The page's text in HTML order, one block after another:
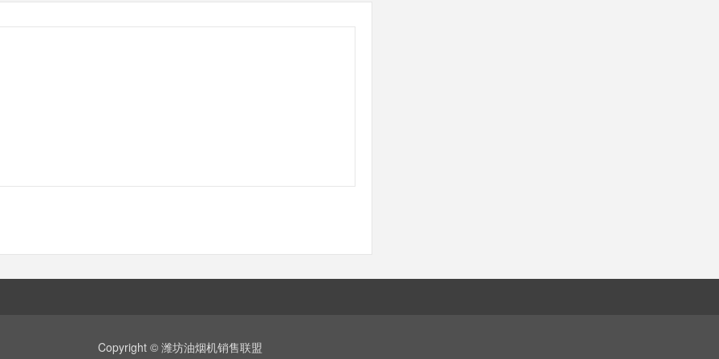
Copyright © 潍坊油烟机销售联盟